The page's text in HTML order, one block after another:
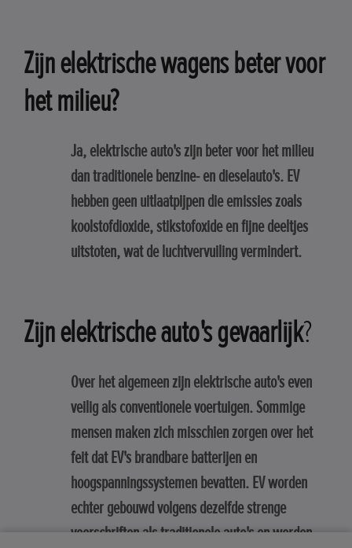
Zijn elektrische wagens beter voor
het milieu?
Ja, elektrische auto's zijn beter voor het milieu
dan traditionele benzine- en dieselauto's. EV
hebben geen uitlaatpijpen die emissies zoals
koolstofdioxide, stikstofoxide en fijne deeltjes
uitstoten, wat de luchtvervuiling vermindert.
Zijn elektrische auto's gevaarlijk?
Over het algemeen zijn elektrische auto's even
veilig als conventionele voertuigen. Sommige
mensen maken zich misschien zorgen over het
feit dat EV's brandbare batterijen en
hoogspanningssystemen bevatten. EV worden
echter gebouwd volgens dezelfde strenge
voorschriften als traditionele auto's en worden